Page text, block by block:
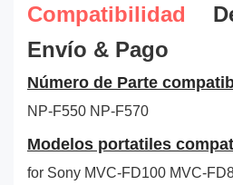
Compatibilidad
Envío & Pago
Número de Parte
NP-F550 NP-F570
Modelos portatiles
for Sony MVC-FD100 MVC-